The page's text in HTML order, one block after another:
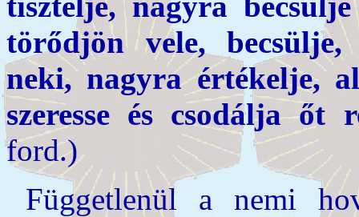
törődjön vele, becsülje,
neki, nagyra értékelje,
szeresse és csodálja
ford.)
Függetlenül a nemi